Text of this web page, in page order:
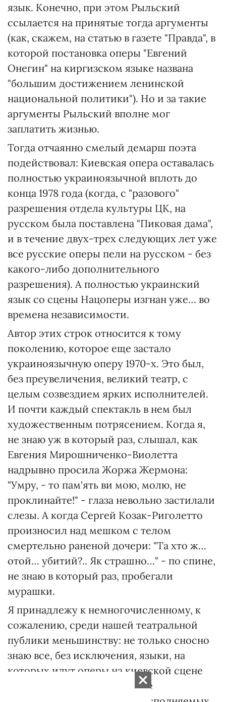
язык. Конечно, при этом Рыльский
ссылается на принятые тогда аргументы
(как, скажем, на статью в газете "Правда", в
которой постановка оперы "Евгений
Онегин" на киргизском языке названа
"большим достижением ленинской
национальной политики"). Но и за такие
аргументы Рыльский вполне мог
заплатить жизнью.
Тогда отчаянно смелый демарш поэта
подействовал: Киевская опера оставалась
полностью украиноязычной вплоть до
конца 1978 года (когда, с "разового"
разрешения отдела культуры ЦК, на
русском была поставлена "Пиковая дама",
и в течение двух-трех следующих лет уже
все русские оперы пели на русском - без
какого-либо дополнительного
разрешения). А полностью украинский
язык со сцены Нацоперы изгнан уже… во
времена независимости.
Автор этих строк относится к тому
поколению, которое еще застало
украиноязычную оперу 1970-х. Это был,
без преувеличения, великий театр, с
целым созвездием ярких исполнителей.
И почти каждый спектакль в нем был
художественным потрясением. Когда я,
не знаю уж в который раз, слышал, как
Евгения Мирошниченко-Виолетта
надрывно просила Жоржа Жермона:
"Умру, - то пам'ять ви мою, молю, не
проклинайте!" - глаза невольно застилали
слезы. А когда Сергей Козак-Риголетто
произносил над мешком с телом
смертельно раненой дочери: "Та хто ж…
отой… убитий?.. Як страшно…" - по спине,
не знаю в который раз, пробегали
мурашки.
Я принадлежу к немногочисленному, к
сожалению, среди нашей театральной
публики меньшинству: не только сносно
знаю все, без исключения, языки, на
которых идут оперы на киевской сцене
сегодня, но и имею неплохое